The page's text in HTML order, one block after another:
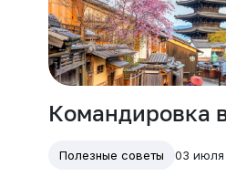
Командировка
Полезные советы 03 июля